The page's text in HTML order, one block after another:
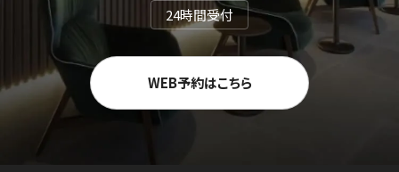
24時間受付
WEB予約はこちら